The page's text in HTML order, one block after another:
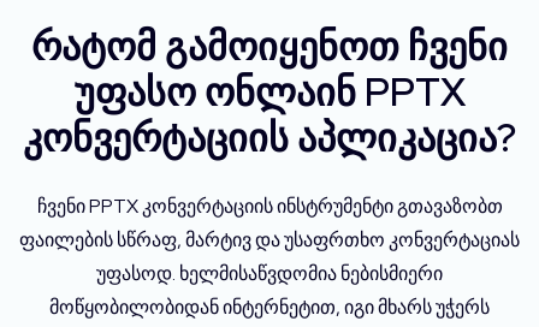
რატომ გამოიყენოთ ჩვენი
უფასო ონლაინ PPTX
კონვერტაციის აპლიკაცია?
ჩვენი PPTX კონვერტაციის ინსტრუმენტი გთავაზობთ
ფაილების სწრაფ, მარტივ და უსაფრთხო კონვერტაციას
უფასოდ. ხელმისაწვდომია ნებისმიერი
მოწყობილობიდან ინტერნეტით, იგი მხარს უჭერს